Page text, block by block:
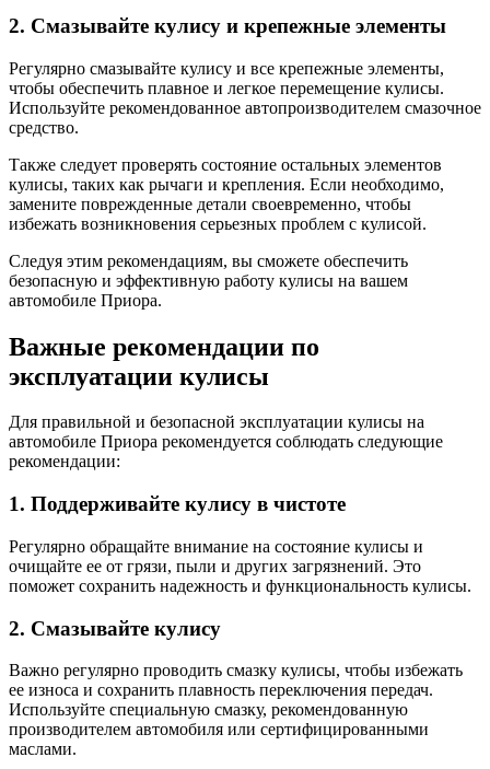
2. Смазывайте кулису и крепежные элементы
Регулярно смазывайте кулису и все крепежные элементы,
чтобы обеспечить плавное и легкое перемещение кулисы.
Используйте рекомендованное автопроизводителем смазочное
средство.
Также следует проверять состояние остальных элементов
кулисы, таких как рычаги и крепления. Если необходимо,
замените поврежденные детали своевременно, чтобы
избежать возникновения серьезных проблем с кулисой.
Следуя этим рекомендациям, вы сможете обеспечить
безопасную и эффективную работу кулисы на вашем
автомобиле Приора.
Важные рекомендации по
эксплуатации кулисы
Для правильной и безопасной эксплуатации кулисы на
автомобиле Приора рекомендуется соблюдать следующие
рекомендации:
1. Поддерживайте кулису в чистоте
Регулярно обращайте внимание на состояние кулисы и
очищайте ее от грязи, пыли и других загрязнений. Это
поможет сохранить надежность и функциональность кулисы.
2. Смазывайте кулису
Важно регулярно проводить смазку кулисы, чтобы избежать
ее износа и сохранить плавность переключения передач.
Используйте специальную смазку, рекомендованную
производителем автомобиля или сертифицированными
маслами.